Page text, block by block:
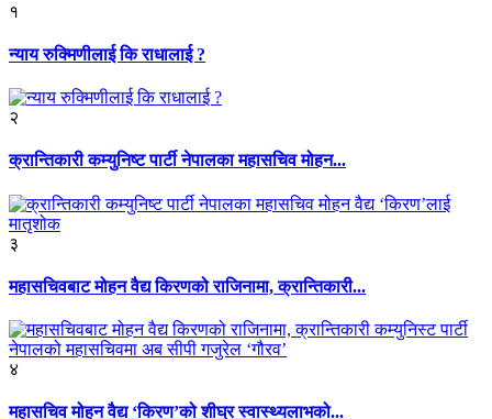
१
न्याय रुक्मिणीलाई कि राधालाई ?
२
क्रान्तिकारी कम्युनिष्ट पार्टी नेपालका महासचिव मोहन...
३
महासचिवबाट मोहन वैद्य किरणको राजिनामा, क्रान्तिकारी...
४
महासचिव मोहन वैद्य ‘किरण’को शीघ्र स्वास्थ्यलाभको...